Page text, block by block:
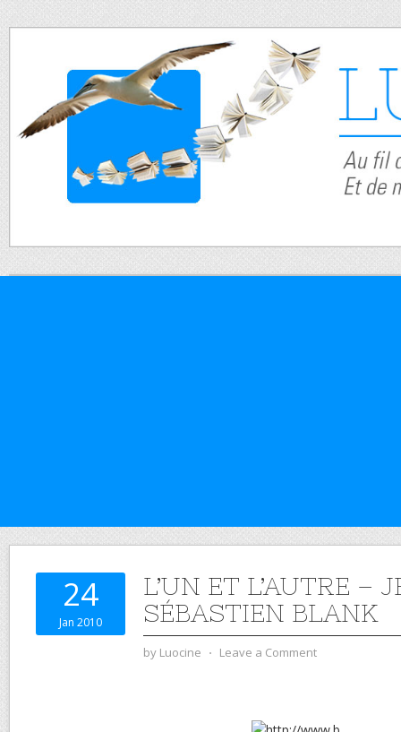
24
Jan 2010
L’UN ET L’AUTRE –
SÉBASTIEN BLANK
by Luocine ⋅ Leave a Comment